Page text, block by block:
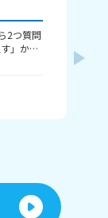
2つ質問
」か
描け